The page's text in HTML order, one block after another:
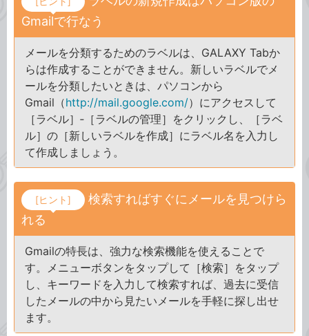
Gmailで行なう
メールを分類するためのラベルは、GALAXY Tabか
らは作成することができません。新しいラベルでメ
ールを分類したいときは、パソコンから
Gmail（http://mail.google.com/）にアクセスして
［ラベル］‐［ラベルの管理］をクリックし、［ラベ
ル］の［新しいラベルを作成］にラベル名を入力し
て作成しましょう。
[ヒント]
検索すればすぐにメールを見つけら
れる
Gmailの特長は、強力な検索機能を使えることで
す。メニューボタンをタップして［検索］をタップ
し、キーワードを入力して検索すれば、過去に受信
したメールの中から見たいメールを手軽に探し出せ
ます。